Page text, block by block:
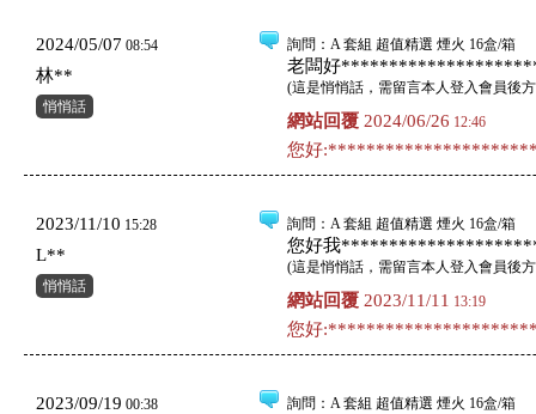
2024/05/07 08:54
林**
悄悄話
詢問 ：A 套組 超值精選 煙火 16盒/箱
老闆好
(這是悄悄話，需留言本人登入會員後
網站回覆 2024/06/26 12:46
您好
2023/11/10 15:28
L**
悄悄話
詢問 ：A 套組 超值精選 煙火 16盒/箱
您好我
(這是悄悄話，需留言本人登入會員後
網站回覆 2023/11/11 13:19
您好
2023/09/19 00:38 詢問 ：A 套組 超值精選 煙火 16盒/箱